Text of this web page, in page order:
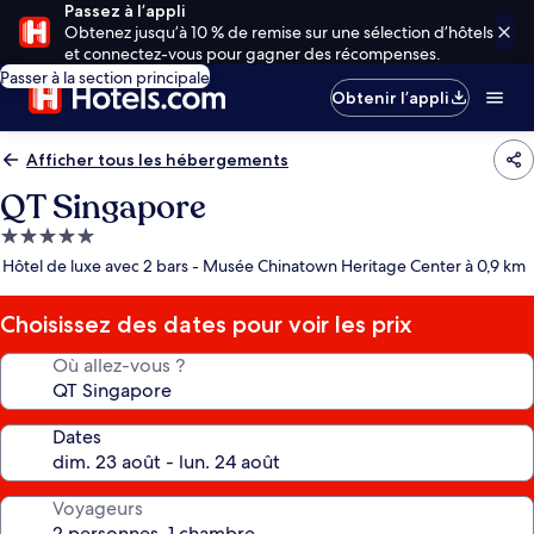
Passez à l’appli
Obtenez jusqu’à 10 % de remise sur une sélection d’hôtels
et connectez-vous pour gagner des récompenses.
Passer à la section principale
Obtenir l’appli
Afficher tous les hébergements
QT Singapore
Hébergement
5.0 étoiles
Hôtel de luxe avec 2 bars - Musée Chinatown Heritage Center à 0,9 km
Choisissez des dates pour voir les prix
Où allez-vous ?
Dates
Voyageurs